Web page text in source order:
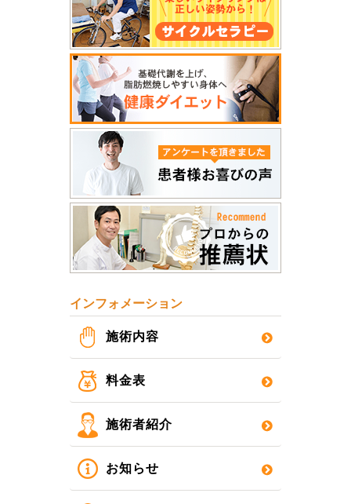
インフォメーション
施術内容
料金表
施術者紹介
お知らせ